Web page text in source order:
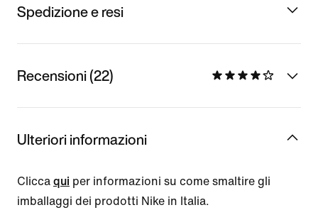
Spedizione e resi
Recensioni (22)
Ulteriori informazioni
Clicca qui per informazioni su come smaltire gli
imballaggi dei prodotti Nike in Italia.